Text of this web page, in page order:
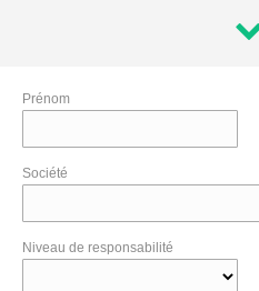
Prénom
Société
Niveau de responsabilité